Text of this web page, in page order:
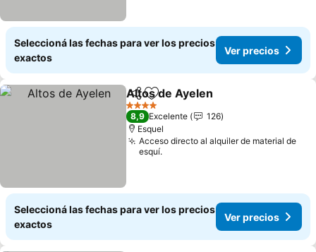
Seleccioná las fechas para ver los precios
exactos
Ver precios
CompartirAñadir a favoritos
Altos de Ayelen
4 Estrellas
8,9 Excelente
126
Esquel
Acceso directo al alquiler de material de
esquí.
Seleccioná las fechas para ver los precios
exactos
Ver precios